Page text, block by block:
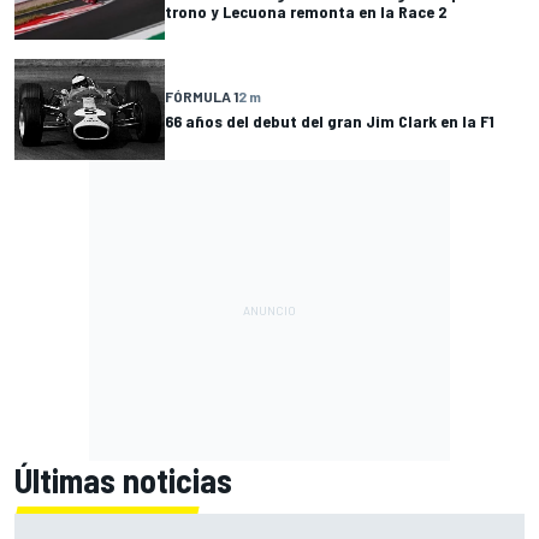
trono y Lecuona remonta en la Race 2
FÓRMULA 12 m
66 años del debut del gran Jim Clark en la F1
Últimas noticias